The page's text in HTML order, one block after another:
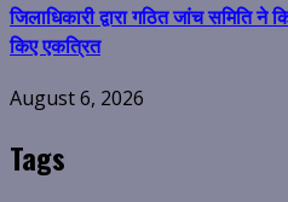
जिलाधिकारी द्वारा गठित जांच समिति
किए एकत्रित
August 6, 2026
Tags